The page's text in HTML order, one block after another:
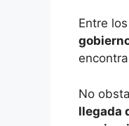
Entre
No
llegada